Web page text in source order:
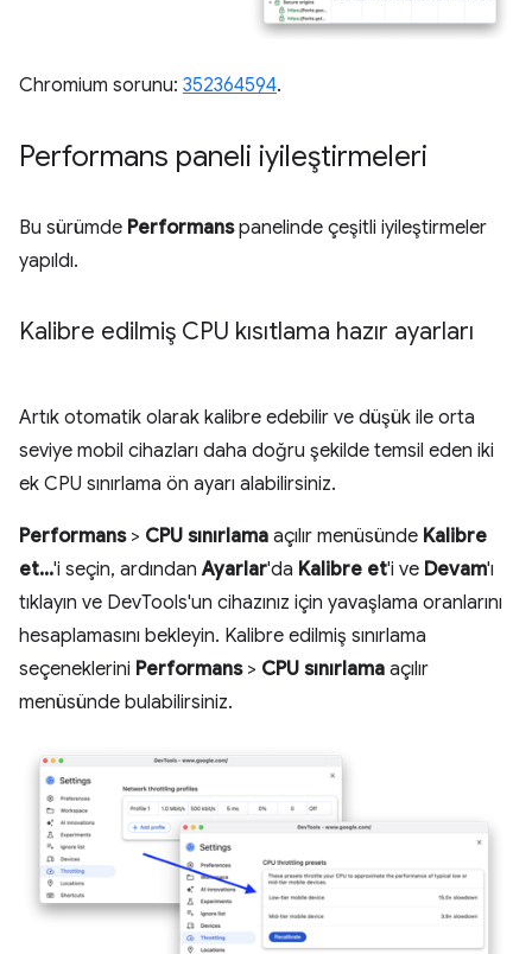
Chromium sorunu: 352364594.
Performans paneli iyileştirmeleri
Bu sürümde Performanspanelinde çeşitli iyileştirmeler
yapıldı.
Kalibre edilmiş CPU kısıtlama hazır ayarları
Artık otomatik olarak kalibre edebilir ve düşük ile orta
seviye mobil cihazları daha doğru şekilde temsil eden iki
ek CPU sınırlama ön ayarı alabilirsiniz.
Performans> CPU sınırlama açılır menüsünde Kalibre
et...'i seçin, ardındanAyarlar'da Kalibre et'i ve Devam'ı
tıklayın ve DevTools'un cihazınız için yavaşlama oranlarını
hesaplamasını bekleyin. Kalibre edilmiş sınırlama
seçeneklerini Performans> CPU sınırlama açılır
menüsünde bulabilirsiniz.